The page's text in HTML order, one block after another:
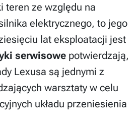
teren ze względu na
elektrycznego, to jego
lat eksploatacji jest
serwisowe potwierdzają,
Lexusa są jednymi z
warsztaty w celu
układu przeniesienia